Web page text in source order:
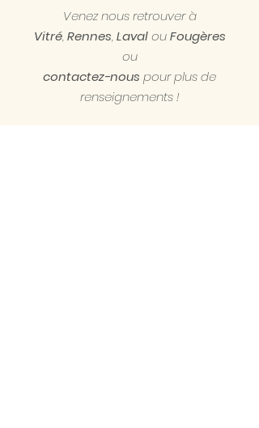
Venez nous retrouver à
Vitré,Rennes,LavalouFougères
ou
contactez-nous pour plus de
renseignements !